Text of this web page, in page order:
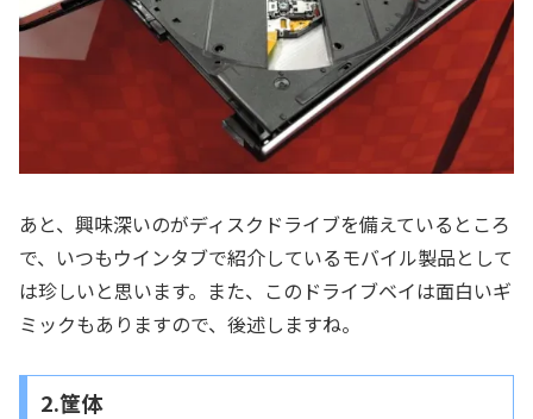
あと、興味深いのがディスクドライブを備えているところ
で、いつもウインタブで紹介しているモバイル製品として
は珍しいと思います。また、このドライブベイは面白いギ
ミックもありますので、後述しますね。
2.筐体